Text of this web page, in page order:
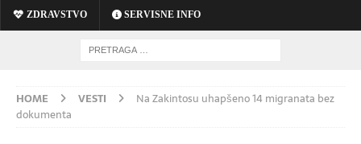
ZDRAVSTVO SERVISNE INFO
HOME VESTI
Na Zakintosu uhapšeno 14 migranata bez
dokumenta